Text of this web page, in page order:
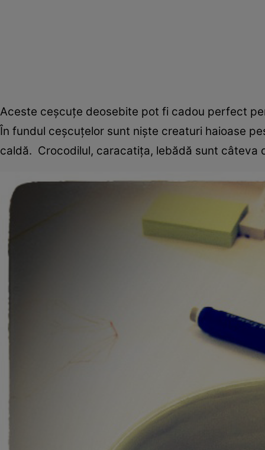
Aceste ceşcuţe deosebite pot fi cadou perfect
În fundul ceşcuţelor sunt nişte creaturi haioase
caldă. Crocodilul, caracatiţa, lebădă sunt câteva